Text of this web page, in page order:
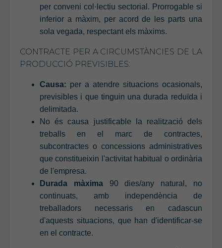
per conveni col·lectiu sectorial. Prorrogable si
inferior a màxim, per acord de les parts una
sola vegada, respectant els màxims.
CONTRACTE PER A CIRCUMSTÀNCIES DE LA
PRODUCCIÓ PREVISIBLES:
Causa: per a atendre situacions ocasionals,
previsibles i que tinguin una durada reduïda i
delimitada.
No és causa justificable la realització dels
treballs en el marc de contractes,
subcontractes o concessions administratives
que constitueixin l'activitat habitual o ordinària
de l'empresa.
Durada màxima90 dies/any natural, no
continuats, amb independència de
treballadors necessaris en cadascun
d'aquests situacions, que han d'identificar-se
en el contracte.